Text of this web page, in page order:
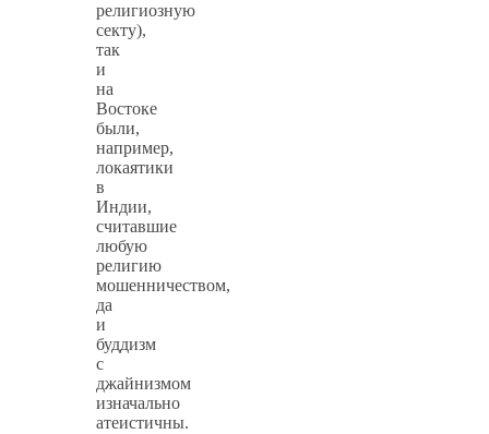
религиозную
секту),
так
и
на
Востоке
были,
например,
локаятики
в
Индии,
считавшие
любую
религию
мошенничеством,
да
и
буддизм
с
джайнизмом
изначально
атеистичны.